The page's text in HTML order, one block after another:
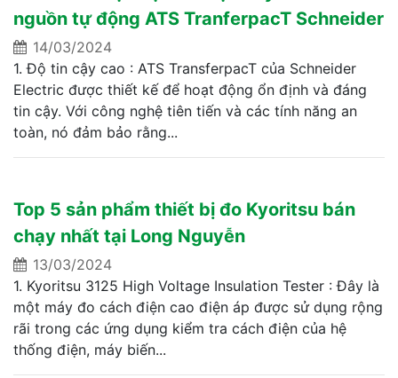
nguồn tự động ATS TranferpacT Schneider
14/03/2024
1. Độ tin cậy cao : ATS TransferpacT của Schneider
Electric được thiết kế để hoạt động ổn định và đáng
tin cậy. Với công nghệ tiên tiến và các tính năng an
toàn, nó đảm bảo rằng...
Top 5 sản phẩm thiết bị đo Kyoritsu bán
chạy nhất tại Long Nguyễn
13/03/2024
1. Kyoritsu 3125 High Voltage Insulation Tester : Đây là
một máy đo cách điện cao điện áp được sử dụng rộng
rãi trong các ứng dụng kiểm tra cách điện của hệ
thống điện, máy biến...